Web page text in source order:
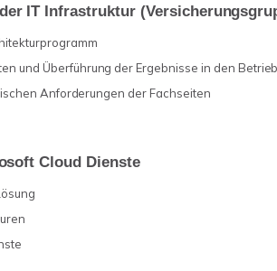
IT Infrastruktur
und Überführung der Ergebnisse in den Betrieb
Anforderungen der Fachseiten
Cloud Dienste